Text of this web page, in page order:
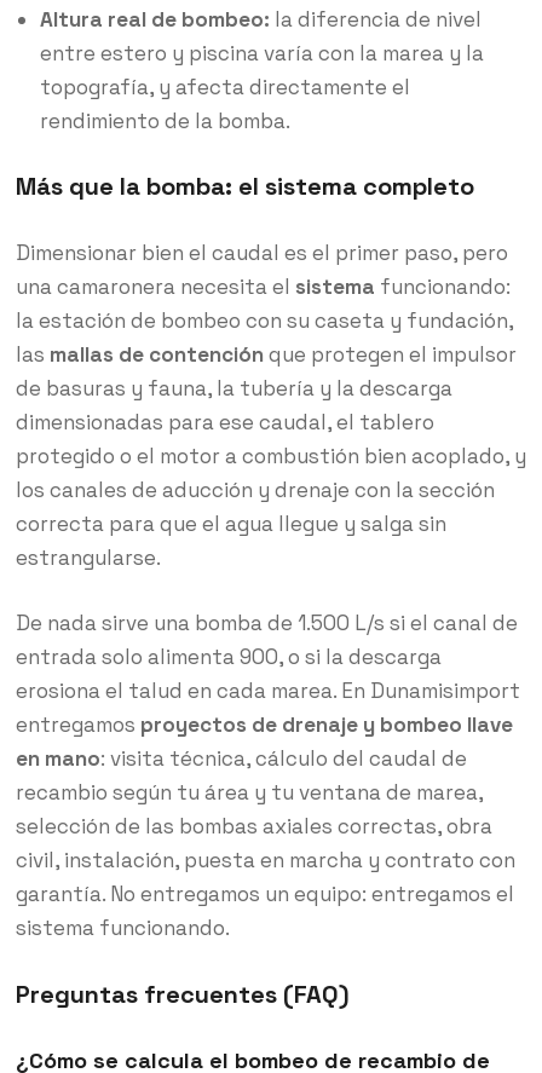
Altura real de bombeo: la diferencia de nivel
entre estero y piscina varía con la marea y la
topografía, y afecta directamente el
rendimiento de la bomba.
Más que la bomba: el sistema completo
Dimensionar bien el caudal es el primer paso, pero
una camaronera necesita el sistema funcionando:
la estación de bombeo con su caseta y fundación,
las mallas de contención que protegen el impulsor
de basuras y fauna, la tubería y la descarga
dimensionadas para ese caudal, el tablero
protegido o el motor a combustión bien acoplado, y
los canales de aducción y drenaje con la sección
correcta para que el agua llegue y salga sin
estrangularse.
De nada sirve una bomba de 1.500 L/s si el canal de
entrada solo alimenta 900, o si la descarga
erosiona el talud en cada marea. En Dunamisimport
entregamos proyectos de drenaje y bombeo llave
en mano: visita técnica, cálculo del caudal de
recambio según tu área y tu ventana de marea,
selección de las bombas axiales correctas, obra
civil, instalación, puesta en marcha y contrato con
garantía. No entregamos un equipo: entregamos el
sistema funcionando.
Preguntas frecuentes (FAQ)
¿Cómo se calcula el bombeo de recambio de